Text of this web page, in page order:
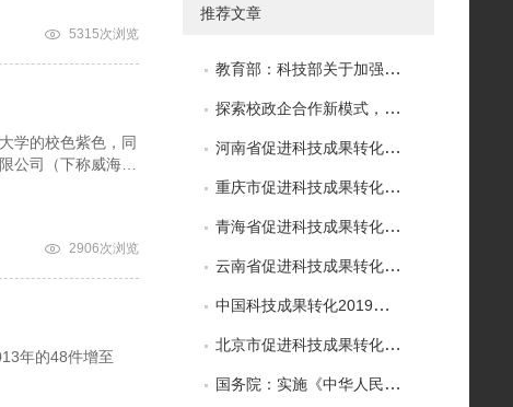
推荐文章
教育部：科技部关于加强高等学校科技成果转移转化工作的若干意见
探索校政企合作新模式，百名高校师生参观中细软
河南省促进科技成果转化条例
重庆市促进科技成果转化条例
青海省促进科技成果转化条例
云南省促进科技成果转化条例
中国科技成果转化2019年度报告出炉
北京市促进科技成果转化条例
国务院：实施《中华人民共和国促进科技成果转化法》若干规定
5315次浏览
学的校色紫色，同
公司（下称威海紫
2906次浏览
年的48件增至